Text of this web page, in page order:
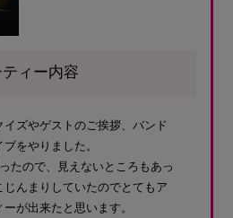
ィー内容
ズやゲストのご挨拶、バンド
をやりました。
たので、見えないところもあっ
んまりしていたのでとてもア
が出来たと思います。